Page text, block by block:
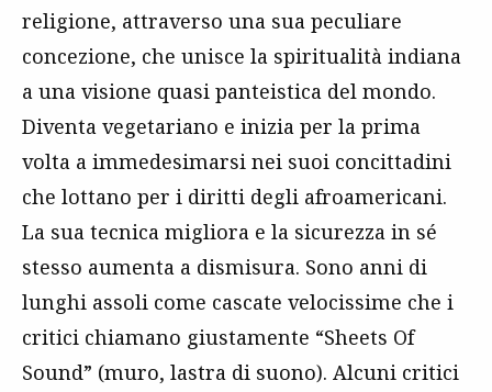
religione, attraverso una sua peculiare
concezione, che unisce la spiritualità indiana
a una visione quasi panteistica del mondo.
Diventa vegetariano e inizia per la prima
volta a immedesimarsi nei suoi concittadini
che lottano per i diritti degli afroamericani.
La sua tecnica migliora e la sicurezza in sé
stesso aumenta a dismisura. Sono anni di
lunghi assoli come cascate velocissime che i
critici chiamano giustamente “Sheets Of
Sound” (muro, lastra di suono). Alcuni critici